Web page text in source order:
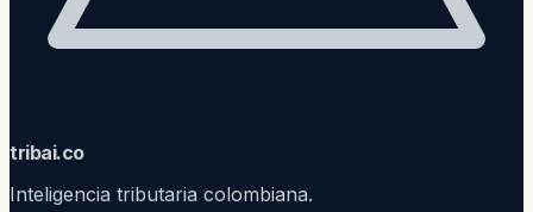
tribai.co
Inteligencia tributaria colombiana.